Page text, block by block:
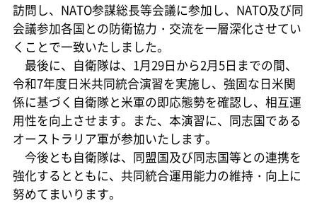
訪問し、NATO参謀総長等会議に参加し、NATO及び同
会議参加各国との防衛協力・交流を一層深化させてい
くことで一致いたしました。
最後に、自衛隊は、1月29日から2月5日までの間、
令和7年度日米共同統合演習を実施し、強固な日米関
係に基づく自衛隊と米軍の即応態勢を確認し、相互運
用性を向上させます。また、本演習に、同志国である
オーストラリア軍が参加いたします。
今後とも自衛隊は、同盟国及び同志国等との連携を
強化するとともに、共同統合運用能力の維持・向上に
努めてまいります。